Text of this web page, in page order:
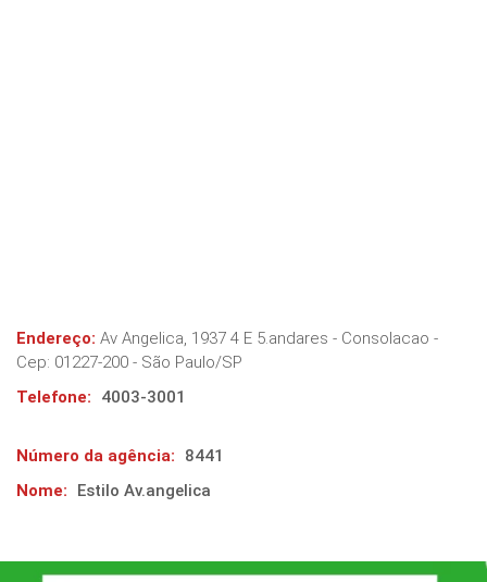
Endereço: Av Angelica, 1937 4 E 5.andares - Consolacao -
Cep: 01227-200 - São Paulo/SP
Telefone:
4003-3001
Número da agência:
8441
Nome:
Estilo Av.angelica